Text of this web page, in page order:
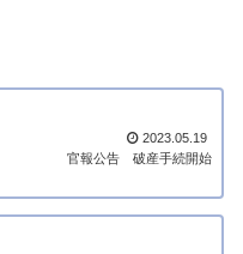
2023.05.19
官報公告
破産手続開始